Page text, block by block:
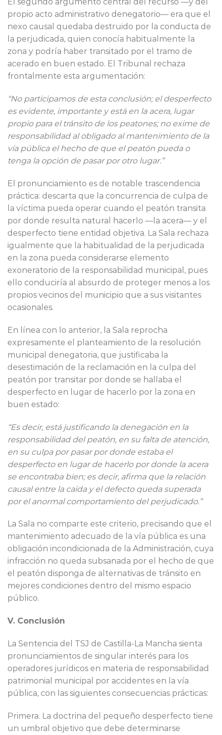
El segundo argumento central del recurso —y del
propio acto administrativo denegatorio— era que el
nexo causal quedaba destruido por la conducta de
la perjudicada, quien conocía habitualmente la
zona y podría haber transitado por el tramo de
acerado en buen estado. El Tribunal rechaza
frontalmente esta argumentación:
“No participamos de esta conclusión; el desperfecto
es evidente, importante y está en la acera, lugar
propio para el tránsito de los peatones; no exime de
responsabilidad al obligado al mantenimiento de la
vía pública el hecho de que el peatón pueda o
tenga la opción de pasar por otro lugar.”
El pronunciamiento es de notable trascendencia
práctica: descarta que la concurrencia de culpa de
la víctima pueda operar cuando el peatón transita
por donde resulta natural hacerlo —la acera— y el
desperfecto tiene entidad objetiva. La Sala rechaza
igualmente que la habitualidad de la perjudicada
en la zona pueda considerarse elemento
exoneratorio de la responsabilidad municipal, pues
ello conduciría al absurdo de proteger menos a los
propios vecinos del municipio que a sus visitantes
ocasionales.
En línea con lo anterior, la Sala reprocha
expresamente el planteamiento de la resolución
municipal denegatoria, que justificaba la
desestimación de la reclamación en la culpa del
peatón por transitar por donde se hallaba el
desperfecto en lugar de hacerlo por la zona en
buen estado:
“Es decir, está justificando la denegación en la
responsabilidad del peatón, en su falta de atención,
en su culpa por pasar por donde estaba el
desperfecto en lugar de hacerlo por donde la acera
se encontraba bien; es decir, afirma que la relación
causal entre la caída y el defecto queda superada
por el anormal comportamiento del perjudicado.”
La Sala no comparte este criterio, precisando que el
mantenimiento adecuado de la vía pública es una
obligación incondicionada de la Administración, cuya
infracción no queda subsanada por el hecho de que
el peatón disponga de alternativas de tránsito en
mejores condiciones dentro del mismo espacio
público.
V. Conclusión
La Sentencia del TSJ de Castilla-La Mancha sienta
pronunciamientos de singular interés para los
operadores jurídicos en materia de responsabilidad
patrimonial municipal por accidentes en la vía
pública, con las siguientes consecuencias prácticas:
Primera. La doctrina del pequeño desperfecto tiene
un umbral objetivo que debe determinarse